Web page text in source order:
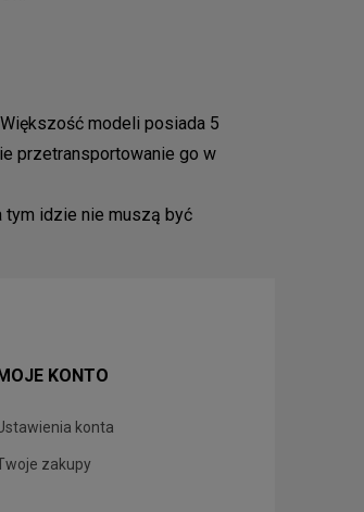
modeli posiada 5
przetransportowanie go w
tym idzie nie muszą być
MOJE KONTO
konta
zakupy